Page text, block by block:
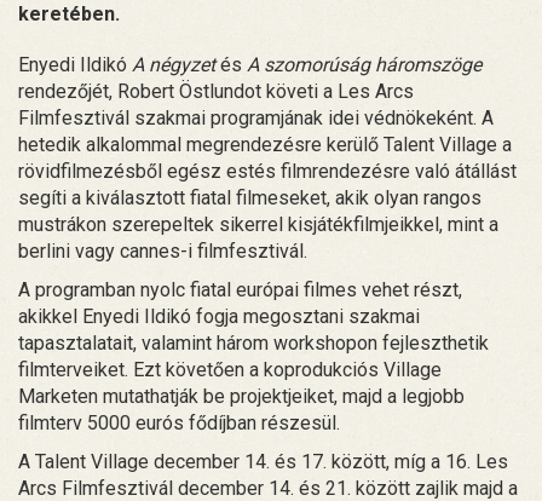
keretében.
Enyedi Ildikó A négyzetés A szomorúság háromszöge
rendezőjét, Robert Östlundot követi a Les Arcs
Filmfesztivál szakmai programjának idei védnökeként. A
hetedik alkalommal megrendezésre kerülő Talent Village a
rövidfilmezésből egész estés filmrendezésre való átállást
segíti a kiválasztott fiatal filmeseket, akik olyan rangos
mustrákon szerepeltek sikerrel kisjátékfilmjeikkel, mint a
berlini vagy cannes-i filmfesztivál.
A programban nyolc fiatal európai filmes vehet részt,
akikkel Enyedi Ildikó fogja megosztani szakmai
tapasztalatait, valamint három workshopon fejleszthetik
filmterveiket. Ezt követően a koprodukciós Village
Marketen mutathatják be projektjeiket, majd a legjobb
filmterv 5000 eurós fődíjban részesül.
A Talent Village december 14. és 17. között, míg a 16. Les
Arcs Filmfesztivál december 14. és 21. között zajlik majd a